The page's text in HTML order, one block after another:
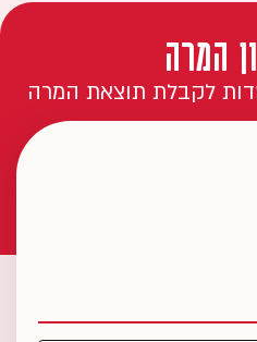
המרה
לקבלת תוצאת המרה